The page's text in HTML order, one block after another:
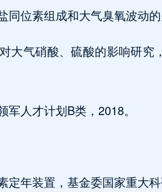
同位素组成和大气臭氧波动
大气硝酸、硫酸的影响研
人才计划B类，2018。
定年装置，基金委国家重大